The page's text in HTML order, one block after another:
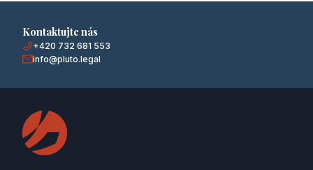
Kontaktujte nás
+420 732 681 553
info@pluto.legal